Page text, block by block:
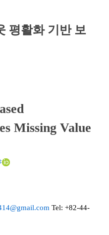
평활화 기반 보
Missing Value
Tel: +82-44-